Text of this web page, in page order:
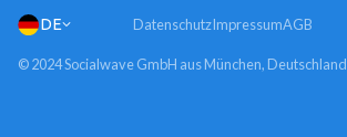
DE
© 2024 Socialwave GmbH aus München, Deutschland
DatenschutzImpressumAGB